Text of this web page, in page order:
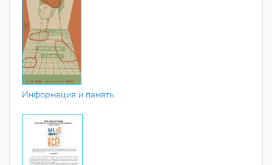
Информация и память